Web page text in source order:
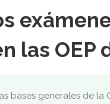
las OEP
bases generales de la